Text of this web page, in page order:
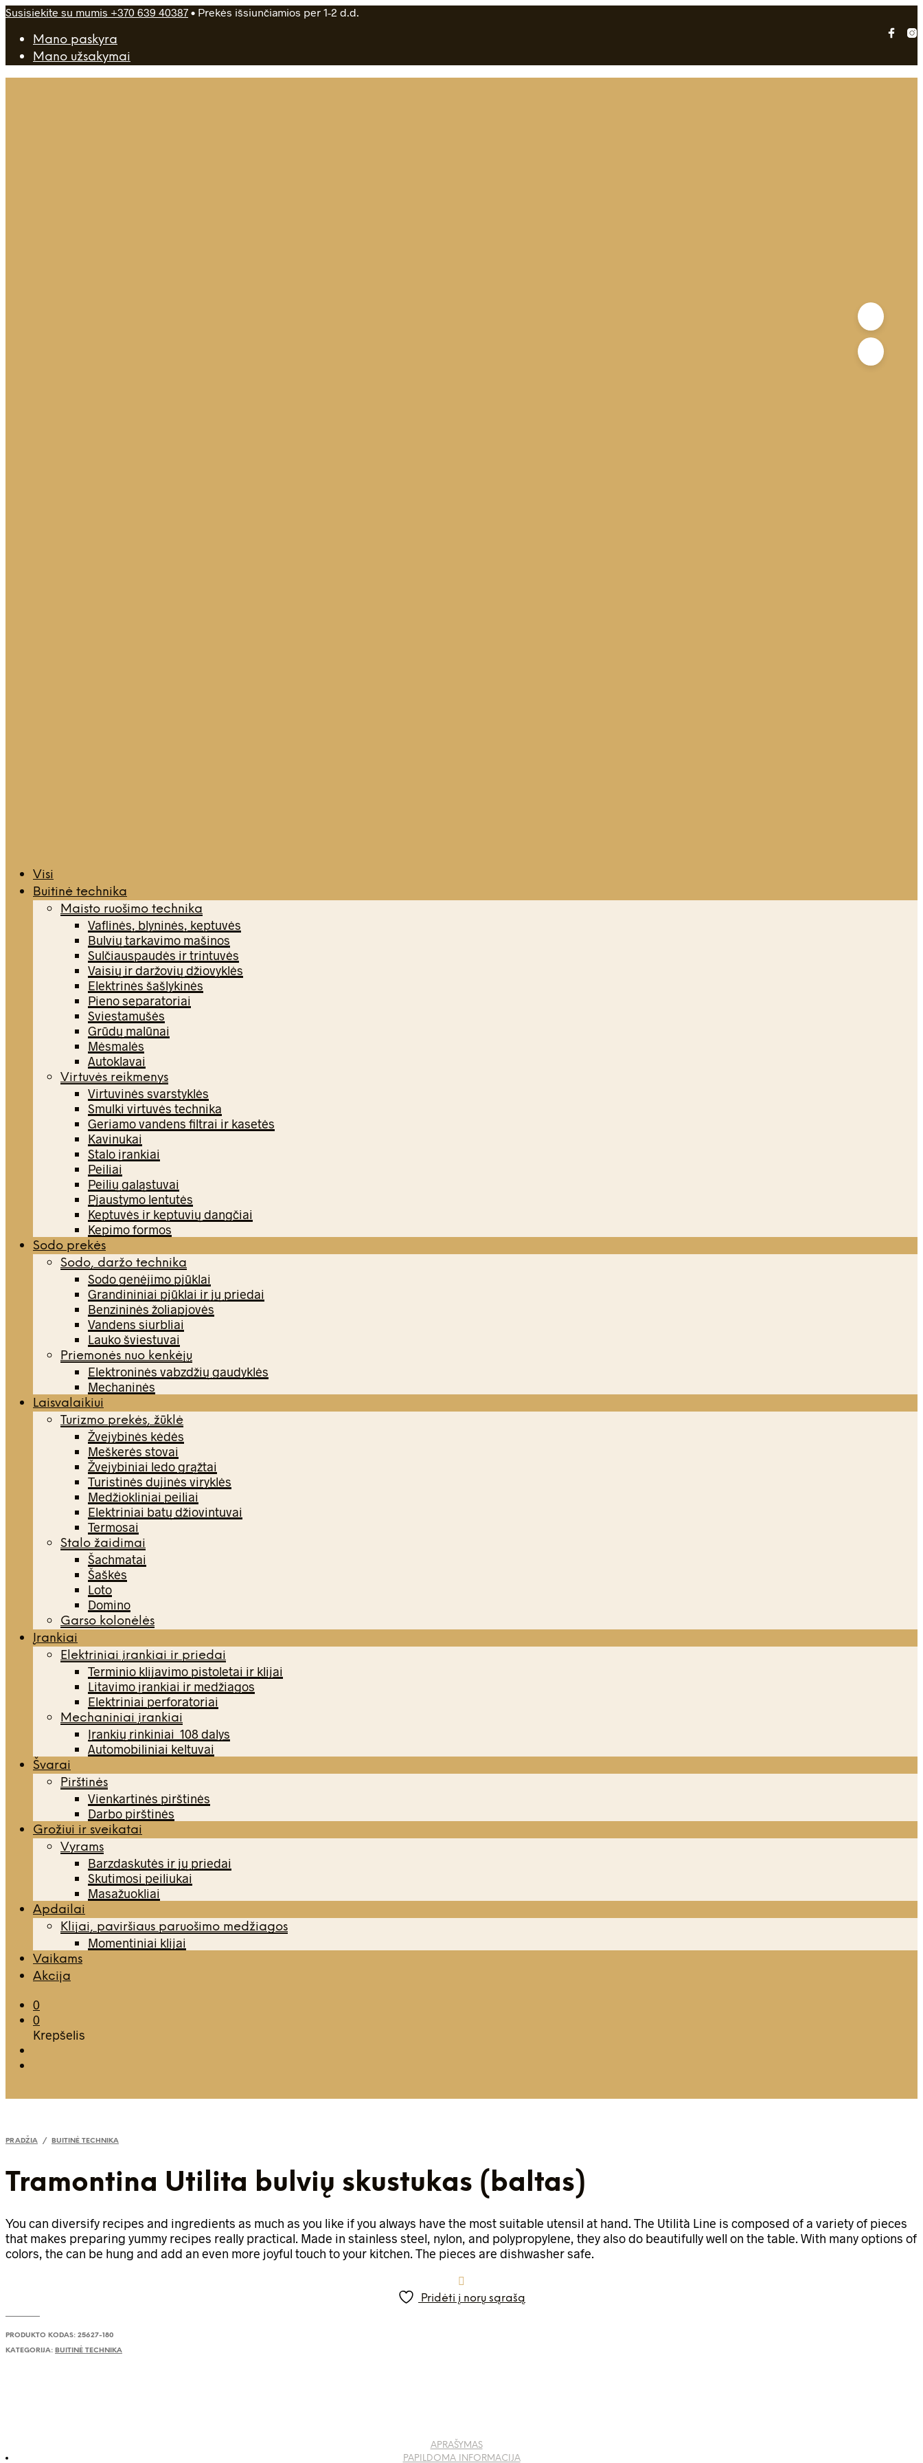
Susisiekite su mumis +370 639 40387 • Prekės išsiunčiamios per 1-2 d.d.
Mano paskyra
Mano užsakymai
Visi
Buitinė technika
Maisto ruošimo technika
Vaflinės, blyninės, keptuvės
Bulvių tarkavimo mašinos
Sulčiauspaudės ir trintuvės
Vaisių ir daržovių džiovyklės
Elektrinės šašlykinės
Pieno separatoriai
Sviestamušės
Grūdų malūnai
Mėsmalės
Autoklavai
Virtuvės reikmenys
Virtuvinės svarstyklės
Smulki virtuvės technika
Geriamo vandens filtrai ir kasetės
Kavinukai
Stalo įrankiai
Peiliai
Peilių galąstuvai
Pjaustymo lentutės
Keptuvės ir keptuvių dangčiai
Kepimo formos
Sodo prekės
Sodo, daržo technika
Sodo genėjimo pjūklai
Grandininiai pjūklai ir jų priedai
Benzininės žoliapjovės
Vandens siurbliai
Lauko šviestuvai
Priemonės nuo kenkėjų
Elektroninės vabzdžių gaudyklės
Mechaninės
Laisvalaikiui
Turizmo prekės, žūklė
Žvejybinės kėdės
Meškerės stovai
Žvejybiniai ledo grąžtai
Turistinės dujinės viryklės
Medžiokliniai peiliai
Elektriniai batų džiovintuvai
Termosai
Stalo žaidimai
Šachmatai
Šaškės
Loto
Domino
Garso kolonėlės
Įrankiai
Elektriniai įrankiai ir priedai
Terminio klijavimo pistoletai ir klijai
Litavimo įrankiai ir medžiagos
Elektriniai perforatoriai
Mechaniniai įrankiai
Įrankių rinkiniai 108 dalys
Automobiliniai keltuvai
Švarai
Pirštinės
Vienkartinės pirštinės
Darbo pirštinės
Grožiui ir sveikatai
Vyrams
Barzdaskutės ir jų priedai
Skutimosi peiliukai
Masažuokliai
Apdailai
Klijai, paviršiaus paruošimo medžiagos
Momentiniai klijai
Vaikams
Akcija
0
0
Krepšelis
PRADŽIA / BUITINĖ TECHNIKA
Tramontina Utilita bulvių skustukas (baltas)
You can diversify recipes and ingredients as much as you like if you always have the most suitable utensil at hand. The Utilità Line is composed of a variety of pieces
that makes preparing yummy recipes really practical. Made in stainless steel, nylon, and polypropylene, they also do beautifully well on the table. With many options of
colors, the can be hung and add an even more joyful touch to your kitchen. The pieces are dishwasher safe.
Pridėti į norų sąrašą
PRODUKTO KODAS: 25627-180
KATEGORIJA: BUITINĖ TECHNIKA
APRAŠYMAS
PAPILDOMA INFORMACIJA